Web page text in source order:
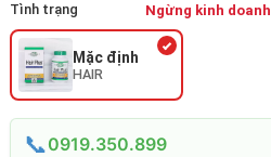
Tình trạng Ngừng kinh doanh
Mặc định
HAIR
0919.350.899